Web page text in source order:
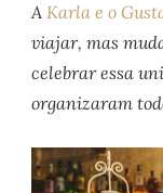
A Karla e o
viajar, mas
celebrar essa
organizaram